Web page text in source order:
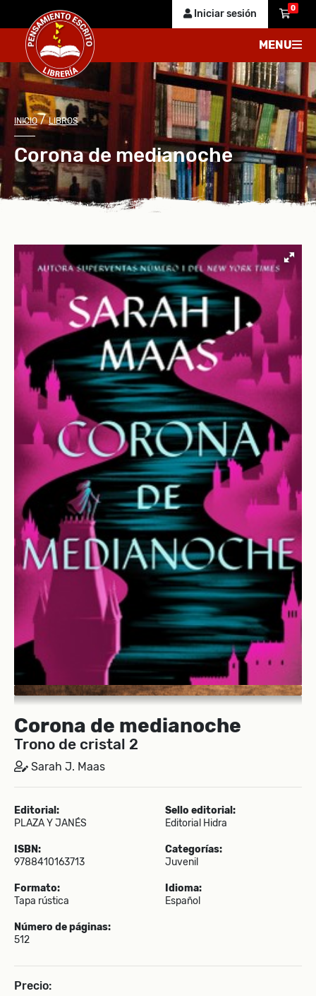
Iniciar sesión 0
MENU
INICIO/LIBROS
Corona de medianoche
Corona de medianoche
Trono de cristal 2
Sarah J. Maas
Editorial:
PLAZA Y JANÉS
Sello editorial:
Editorial Hidra
ISBN:
9788410163713
Categorías:
Juvenil
Formato:
Tapa rústica
Idioma:
Español
Número de páginas:
512
Precio: